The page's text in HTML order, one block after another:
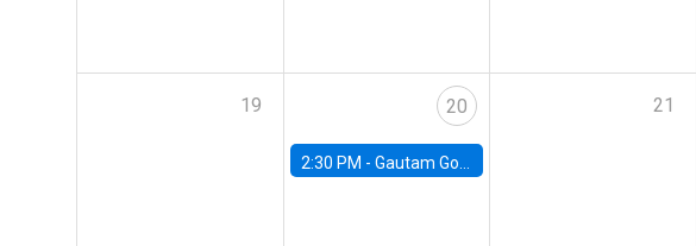
19 20
2:30 PM - Gautam Gowrisankaran, Columbia University
21